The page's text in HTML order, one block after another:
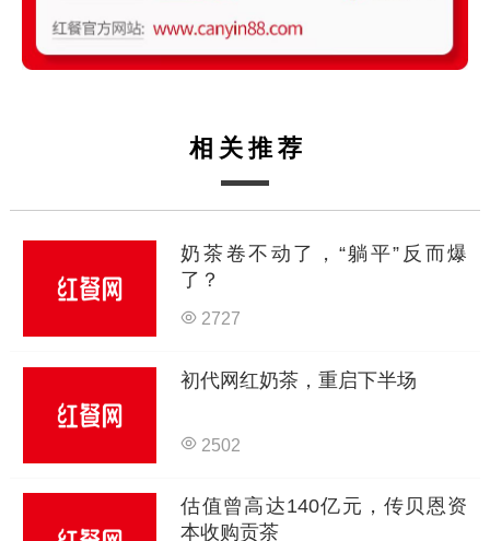
相关推荐
奶茶卷不动了，“躺平”反而爆
了？
2727
初代网红奶茶，重启下半场
2502
估值曾高达140亿元，传贝恩资
本收购贡茶